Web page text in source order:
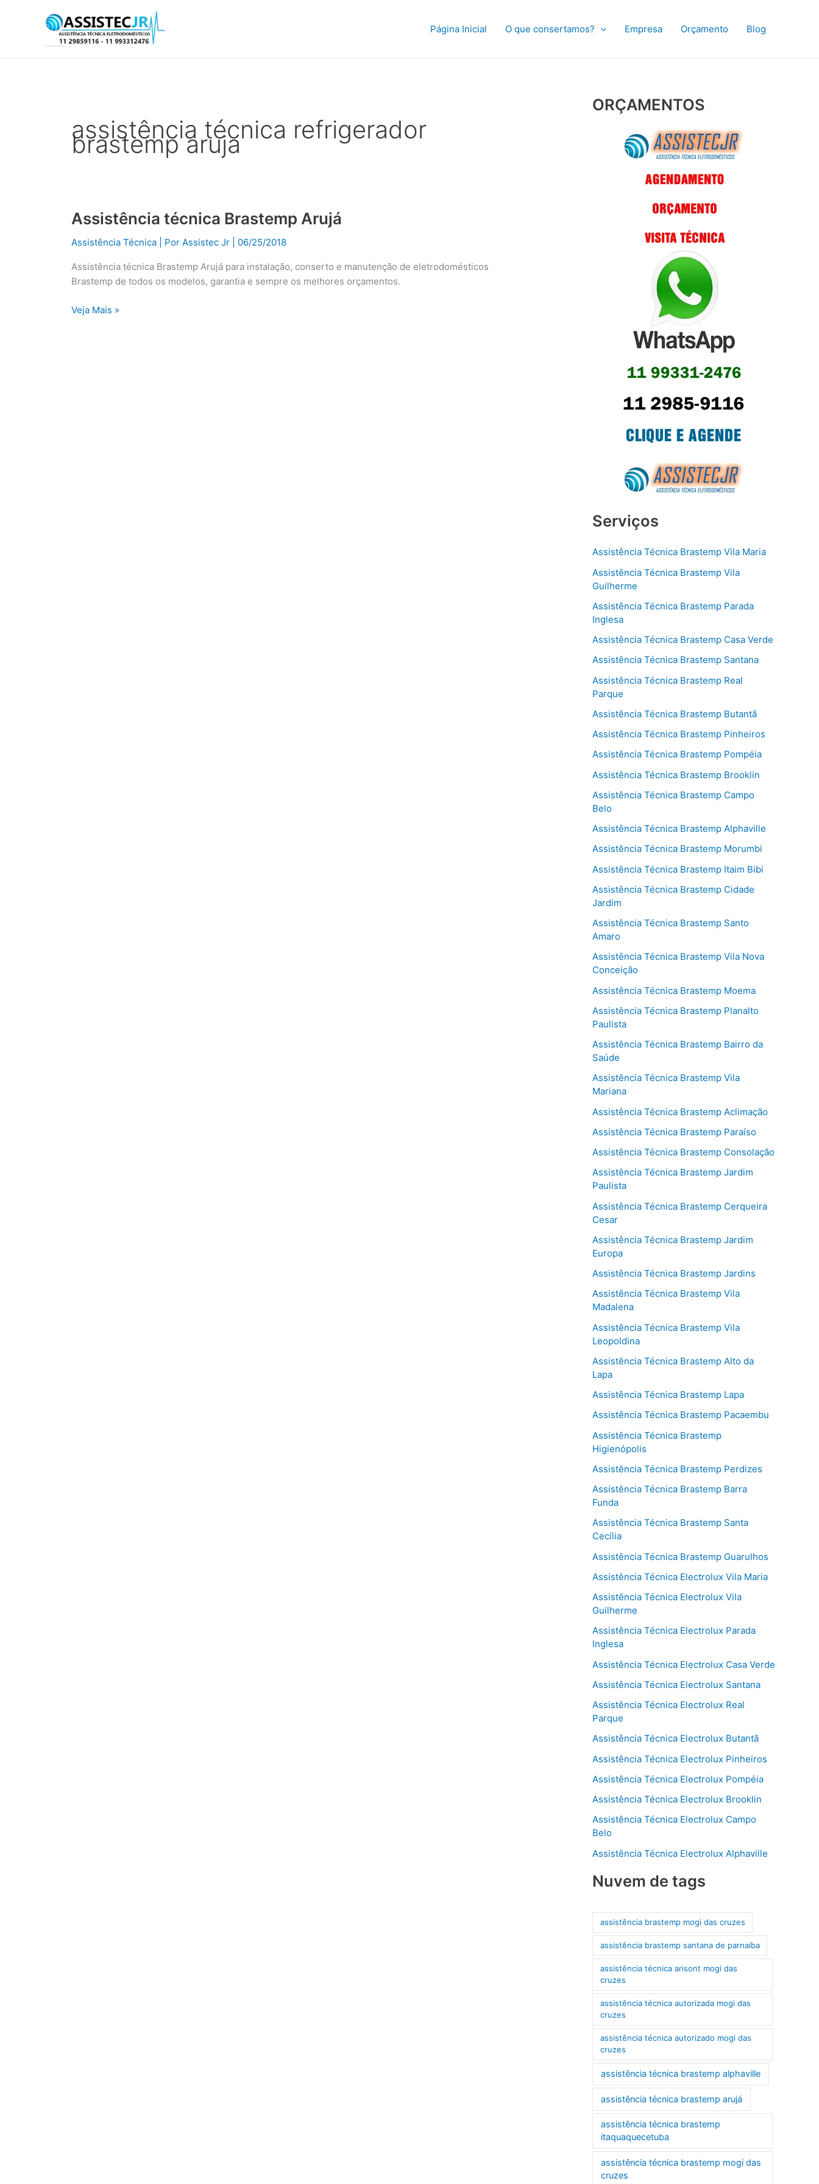
Página Inicial O que consertamos? Empresa Orçamento Blog
assistência técnica refrigerador
brastemp aruja
Assistência técnica Brastemp Arujá
Assistência Técnica | Por Assistec Jr 06/25/2018
Assistência técnica Brastemp Arujá para instalação, conserto e manutenção de eletrodomésticos
Brastemp de todos os modelos, garantia e sempre os melhores orçamentos.
Assistência
Brastemp
Veja Mais »
ORÇAMENTOS
Serviços
Assistência Técnica Brastemp Vila Maria
Assistência Técnica Brastemp Vila
Guilherme
Assistência Técnica Brastemp Parada
Inglesa
Assistência Técnica Brastemp Casa Verde
Assistência Técnica Brastemp Santana
Assistência Técnica Brastemp Real
Parque
Assistência Técnica Brastemp Butantã
Assistência Técnica Brastemp Pinheiros
Assistência Técnica Brastemp Pompéia
Assistência Técnica Brastemp Brooklin
Assistência Técnica Brastemp Campo
Belo
Assistência Técnica Brastemp Alphaville
Assistência Técnica Brastemp Morumbi
Assistência Técnica Brastemp Itaim Bibi
Assistência Técnica Brastemp Cidade
Jardim
Assistência Técnica Brastemp Santo
Amaro
Assistência Técnica Brastemp Vila Nova
Conceição
Assistência Técnica Brastemp Moema
Assistência Técnica Brastemp Planalto
Paulista
Assistência Técnica Brastemp Bairro da
Saúde
Assistência Técnica Brastemp Vila
Mariana
Assistência Técnica Brastemp Aclimação
Assistência Técnica Brastemp Paraíso
Assistência Técnica Brastemp Consolação
Assistência Técnica Brastemp Jardim
Paulista
Assistência Técnica Brastemp Cerqueira
Cesar
Assistência Técnica Brastemp Jardim
Europa
Assistência Técnica Brastemp Jardins
Assistência Técnica Brastemp Vila
Madalena
Assistência Técnica Brastemp Vila
Leopoldina
Assistência Técnica Brastemp Alto da
Lapa
Assistência Técnica Brastemp Lapa
Assistência Técnica Brastemp Pacaembu
Assistência Técnica Brastemp
Higienópolis
Assistência Técnica Brastemp Perdizes
Assistência Técnica Brastemp Barra
Funda
Assistência Técnica Brastemp Santa
Cecília
Assistência Técnica Brastemp Guarulhos
Assistência Técnica Electrolux Vila Maria
Assistência Técnica Electrolux Vila
Guilherme
Assistência Técnica Electrolux Parada
Inglesa
Assistência Técnica Electrolux Casa Verde
Assistência Técnica Electrolux Santana
Assistência Técnica Electrolux Real
Parque
Assistência Técnica Electrolux Butantã
Assistência Técnica Electrolux Pinheiros
Assistência Técnica Electrolux Pompéia
Assistência Técnica Electrolux Brooklin
Assistência Técnica Electrolux Campo
Belo
Assistência Técnica Electrolux Alphaville
Nuvem de tags
assistência brastemp mogi das cruzes
assistência brastemp santana de parnaíba
assistência técnica arisont mogi das
cruzes
assistência técnica autorizada mogi das
cruzes
assistência técnica autorizado mogi das
cruzes
assistência técnica brastemp alphaville
assistência técnica brastemp arujá
assistência técnica brastemp
itaquaquecetuba
assistência técnica brastemp mogi das
cruzes